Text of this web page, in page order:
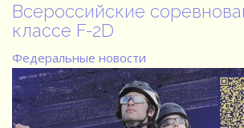
Всероссийские
классе F-2D
Федеральные новости